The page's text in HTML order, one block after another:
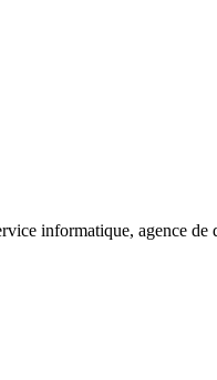
informatique, agence